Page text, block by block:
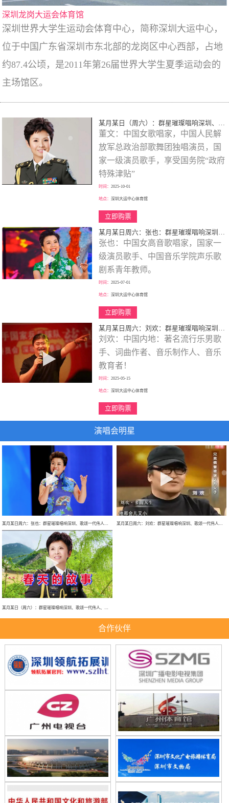
深圳龙岗大运会体育馆
深圳世界大学生运动会体育中心，简称深圳大运中心，
位于中国广东省深圳市东北部的龙岗区中心西部，占地
约87.4公顷，是2011年第26届世界大学生夏季运动会的
主场馆区。
某月某日（周六）：群星璀璨唱响深圳、歌颂一代伟人、春天的故事、大型演唱会！
董文：中国女歌唱家，中国人民解
放军总政治部歌舞团独唱演员，国
家一级演员歌手，享受国务院“政府
特殊津贴”
时间：2025-10-01
地点：深圳大运中心体育馆
立即购票
某月某日周六：张也：群星璀璨唱响深圳、歌颂一代伟人、走进新时代、巡回大型演唱会！
张也：中国女高音歌唱家，国家一
级演员歌手、中国音乐学院声乐歌
剧系青年教师。
时间：2025-07-01
地点：深圳大运中心体育馆
立即购票
某月某日周六：刘欢：群星璀璨唱响深圳、歌颂一代伟人、巡回大型演唱会！
刘欢：中国内地：著名流行乐男歌
手、词曲作者、音乐制作人、音乐
教育者！
时间：2025-05-15
地点：深圳大运中心体育馆
立即购票
演唱会明星
合作伙伴